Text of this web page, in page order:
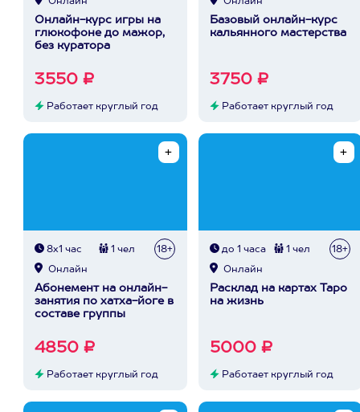
Онлайн-курс игры на
глюкофоне до мажор,
без куратора
3550 ₽
Работает круглый год
Базовый онлайн-курс
кальянного мастерства
3750 ₽
Работает круглый год
8х1 час 1 чел 18+
Онлайн
Абонемент на онлайн-
занятия по хатха-йоге в
составе группы
4850 ₽
Работает круглый год
до 1 часа 1 чел 18+
Онлайн
Расклад на картах Таро
на жизнь
5000 ₽
Работает круглый год